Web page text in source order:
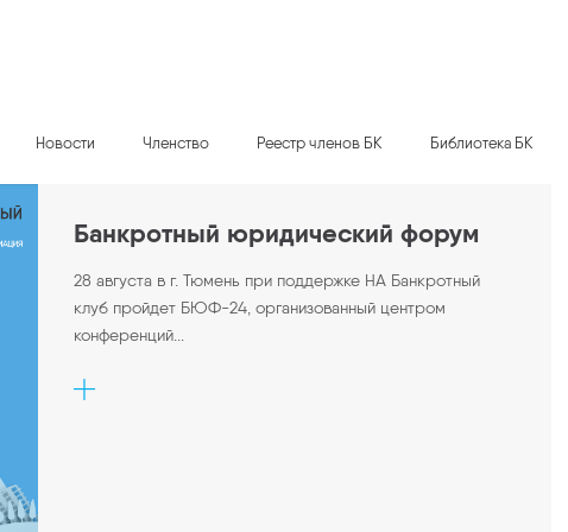
Новости Членство Реестр членов БК Библиотека БК
Банкротный юридический форум
28 августа в г. Тюмень при поддержке НА Банкротный
клуб пройдет БЮФ-24, организованный центром
конференций...